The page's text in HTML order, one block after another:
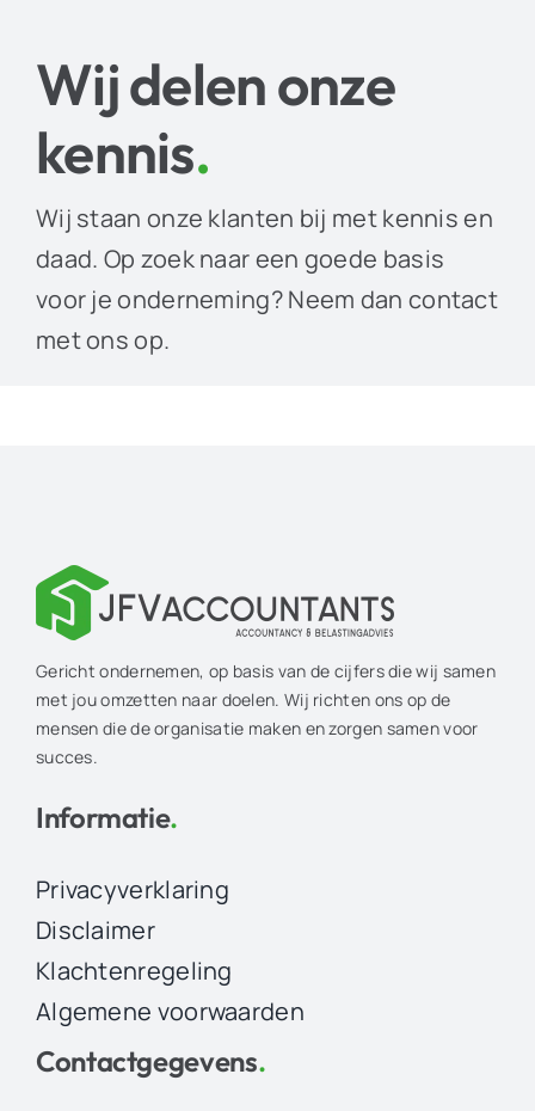
Wij delen onze
kennis.
Wij staan onze klanten bij met kennis en
daad. Op zoek naar een goede basis
voor je onderneming? Neem dan contact
met ons op.
Gericht ondernemen, op basis van de cijfers die wij samen
met jou omzetten naar doelen. Wij richten ons op de
mensen die de organisatie maken en zorgen samen voor
succes.
Informatie.
Privacyverklaring
Disclaimer
Klachtenregeling
Algemene voorwaarden
Contactgegevens.